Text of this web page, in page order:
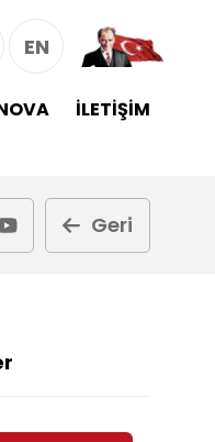
EN
İLETİŞİM
Geri